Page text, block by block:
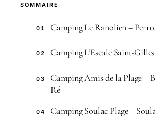
SOMMAIRE
01 Camping Le Ranolien –
02 Camping L’Escale Saint-
03
Camping Amis de la Plage –
Ré
04 Camping Soulac Plage –